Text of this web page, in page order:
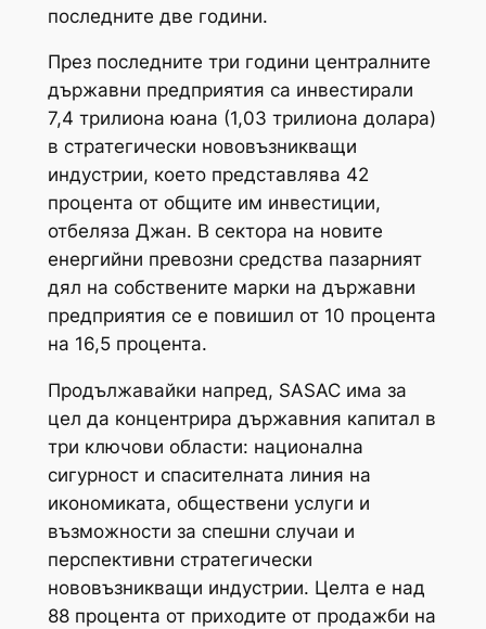
последните две години.
През последните три години централните
държавни предприятия са инвестирали
7,4 трилиона юана (1,03 трилиона долара)
в стратегически нововъзникващи
индустрии, което представлява 42
процента от общите им инвестиции,
отбеляза Джан. В сектора на новите
енергийни превозни средства пазарният
дял на собствените марки на държавни
предприятия се е повишил от 10 процента
на 16,5 процента.
Продължавайки напред, SASAC има за
цел да концентрира държавния капитал в
три ключови области: национална
сигурност и спасителната линия на
икономиката, обществени услуги и
възможности за спешни случаи и
перспективни стратегически
нововъзникващи индустрии. Целта е над
88 процента от приходите от продажби на